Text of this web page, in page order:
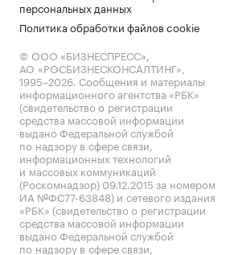
персональных данных
Политика обработки файлов cookie
© ООО «БИЗНЕСПРЕСС»,
АО «РОСБИЗНЕСКОНСАЛТИНГ»,
1995–2026. Сообщения и материалы
информационного агентства «РБК»
(свидетельство о регистрации
средства массовой информации
выдано Федеральной службой
по надзору в сфере связи,
информационных технологий
и массовых коммуникаций
(Роскомнадзор) 09.12.2015 за номером
ИА №ФС77-63848) и сетевого издания
«РБК» (свидетельство о регистрации
средства массовой информации
выдано Федеральной службой
по надзору в сфере связи,